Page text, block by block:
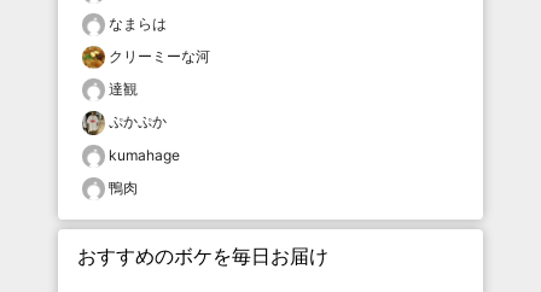
なまらは
クリーミーな河
達観
ぷかぷか
kumahage
鴨肉
おすすめのボケを毎日お届け